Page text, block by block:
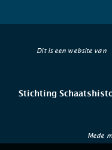
Dit is een website van
Stichting
Mede